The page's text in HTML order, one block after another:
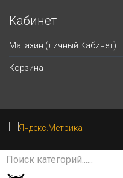
Кабинет
Магазин (личный Кабинет)
Корзина